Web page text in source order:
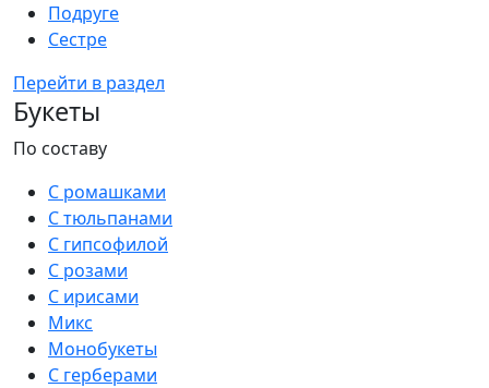
Подруге
Сестре
Перейти в раздел
Букеты
По составу
С ромашками
С тюльпанами
С гипсофилой
С розами
С ирисами
Микс
Монобукеты
С герберами